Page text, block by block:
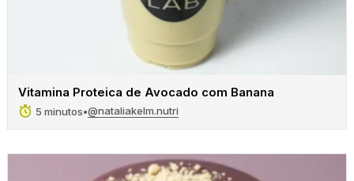
Vitamina Proteica de Avocado com Banana
5 minutos•@nataliakelm.nutri